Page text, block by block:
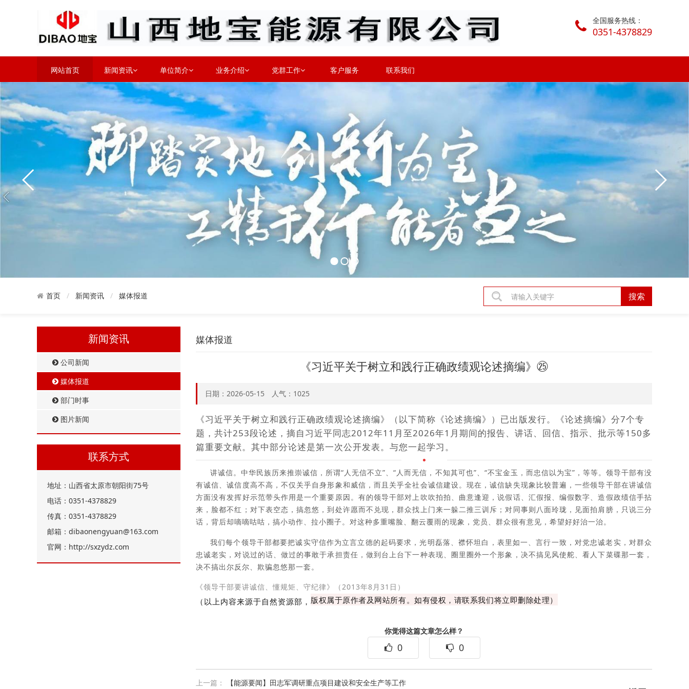
全国服务热线：
0351-4378829
网站首页 新闻资讯 单位简介 业务介绍 党群工作 客户服务 联系我们
首页 新闻资讯 媒体报道
新闻资讯
公司新闻
媒体报道
部门时事
图片新闻
联系方式
地址：山西省太原市朝阳街75号
电话：0351-4378829
传真：0351-4378829
邮箱：dibaonengyuan@163.com
官网：http://sxzydz.com
媒体报道
《习近平关于树立和践行正确政绩观论述摘编》㉕
日期：2026-05-15 人气：1025
《习近平关于树立和践行正确政绩观论述摘编》 （以下简称《论述摘编》）已出版发行。
《论述摘编》分7个专
题，共计253段论述，摘自习近平同志2012年11月至2026年1月期间的报告、讲话、回信、指示、批示等150多
篇重要文献。其中部分论述是第一次公开发表。与您一起学习。
讲诚信。中华民族历来推崇诚信，所谓“人无信不立”、“人而无信，不知其可也”、“不宝金玉，而忠信以为宝”，等等。领导干部有没
有诚信、诚信度高不高，不仅关乎自身形象和威信，而且关乎全社会诚信建设。现在，诚信缺失现象比较普遍，一些领导干部在讲诚信
方面没有发挥好示范带头作用是一个重要原因。有的领导干部对上吹吹拍拍、曲意逢迎，说假话、汇假报、编假数字、造假政绩信手拈
来，脸都不红；对下表空态，搞忽悠，到处许愿而不兑现，群众找上门来一躲二推三训斥；对同事则八面玲珑，见面拍肩膀，只说三分
话，背后却嘀嘀咕咕，搞小动作、拉小圈子。对这种多重嘴脸、翻云覆雨的现象，党员、群众很有意见，希望好好治一治。
我们每个领导干部都要把诚实守信作为立言立德的起码要求，光明磊落、襟怀坦白，表里如一、言行一致，对党忠诚老实，对群众
忠诚老实，对说过的话、做过的事敢于承担责任，做到台上台下一种表现、圈里圈外一个形象，决不搞见风使舵、看人下菜碟那一套，
决不搞出尔反尔、欺骗忽悠那一套。
《领导干部要讲诚信、懂规矩、守纪律》（2013年8月31日）
（以上内容来源于自然资源部 ， 版权属于原作者及网站所有。如有侵权，请联系我们将立即删除处理）
你觉得这篇文章怎么样？
0 0
上一篇： 【能源要闻】田志军调研重点项目建设和安全生产等工作